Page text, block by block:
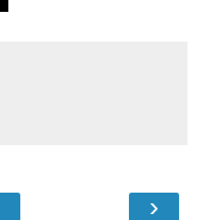
›